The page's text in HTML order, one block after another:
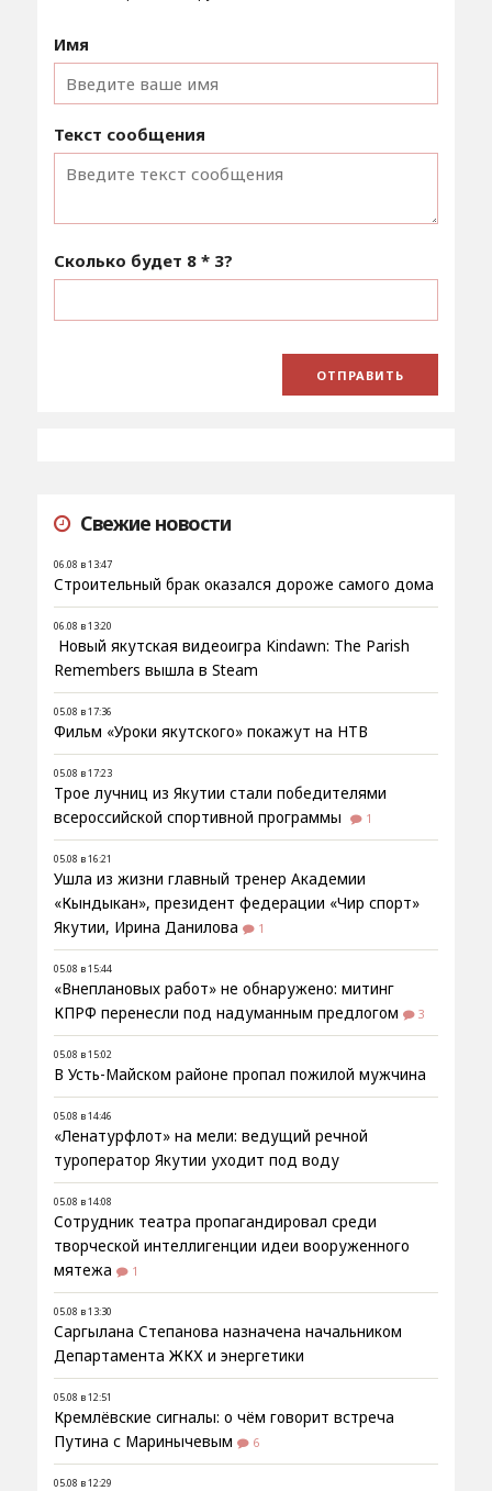
Имя
Текст сообщения
Сколько будет 8 * 3?
Свежие новости
06.08 в 13:47
Строительный брак оказался дороже самого дома
06.08 в 13:20
Новый якутская видеоигра Kindawn: The Parish
Remembers вышла в Steam
05.08 в 17:36
Фильм «Уроки якутского» покажут на НТВ
05.08 в 17:23
Трое лучниц из Якутии стали победителями
всероссийской спортивной программы
1
05.08 в 16:21
Ушла из жизни главный тренер Академии
«Кындыкан», президент федерации «Чир спорт»
Якутии, Ирина Данилова
1
05.08 в 15:44
«Внеплановых работ» не обнаружено: митинг
КПРФ перенесли под надуманным предлогом
3
05.08 в 15:02
В Усть-Майском районе пропал пожилой мужчина
05.08 в 14:46
«Ленатурфлот» на мели: ведущий речной
туроператор Якутии уходит под воду
05.08 в 14:08
Сотрудник театра пропагандировал среди
творческой интеллигенции идеи вооруженного
мятежа
1
05.08 в 13:30
Саргылана Степанова назначена начальником
Департамента ЖКХ и энергетики
05.08 в 12:51
Кремлёвские сигналы: о чём говорит встреча
Путина с Маринычевым
6
05.08 в 12:29